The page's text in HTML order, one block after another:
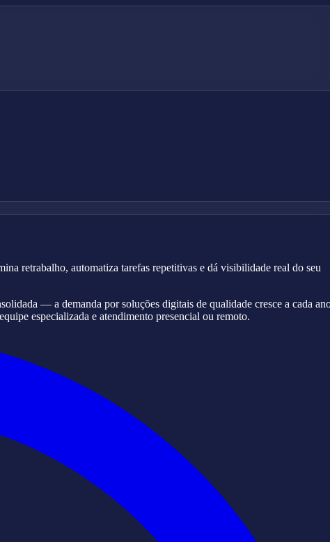
retrabalho, automatiza tarefas repetitivas e dá visibilidade real do seu
— a demanda por soluções digitais de qualidade cresce a cada
especializada e atendimento presencial ou remoto.